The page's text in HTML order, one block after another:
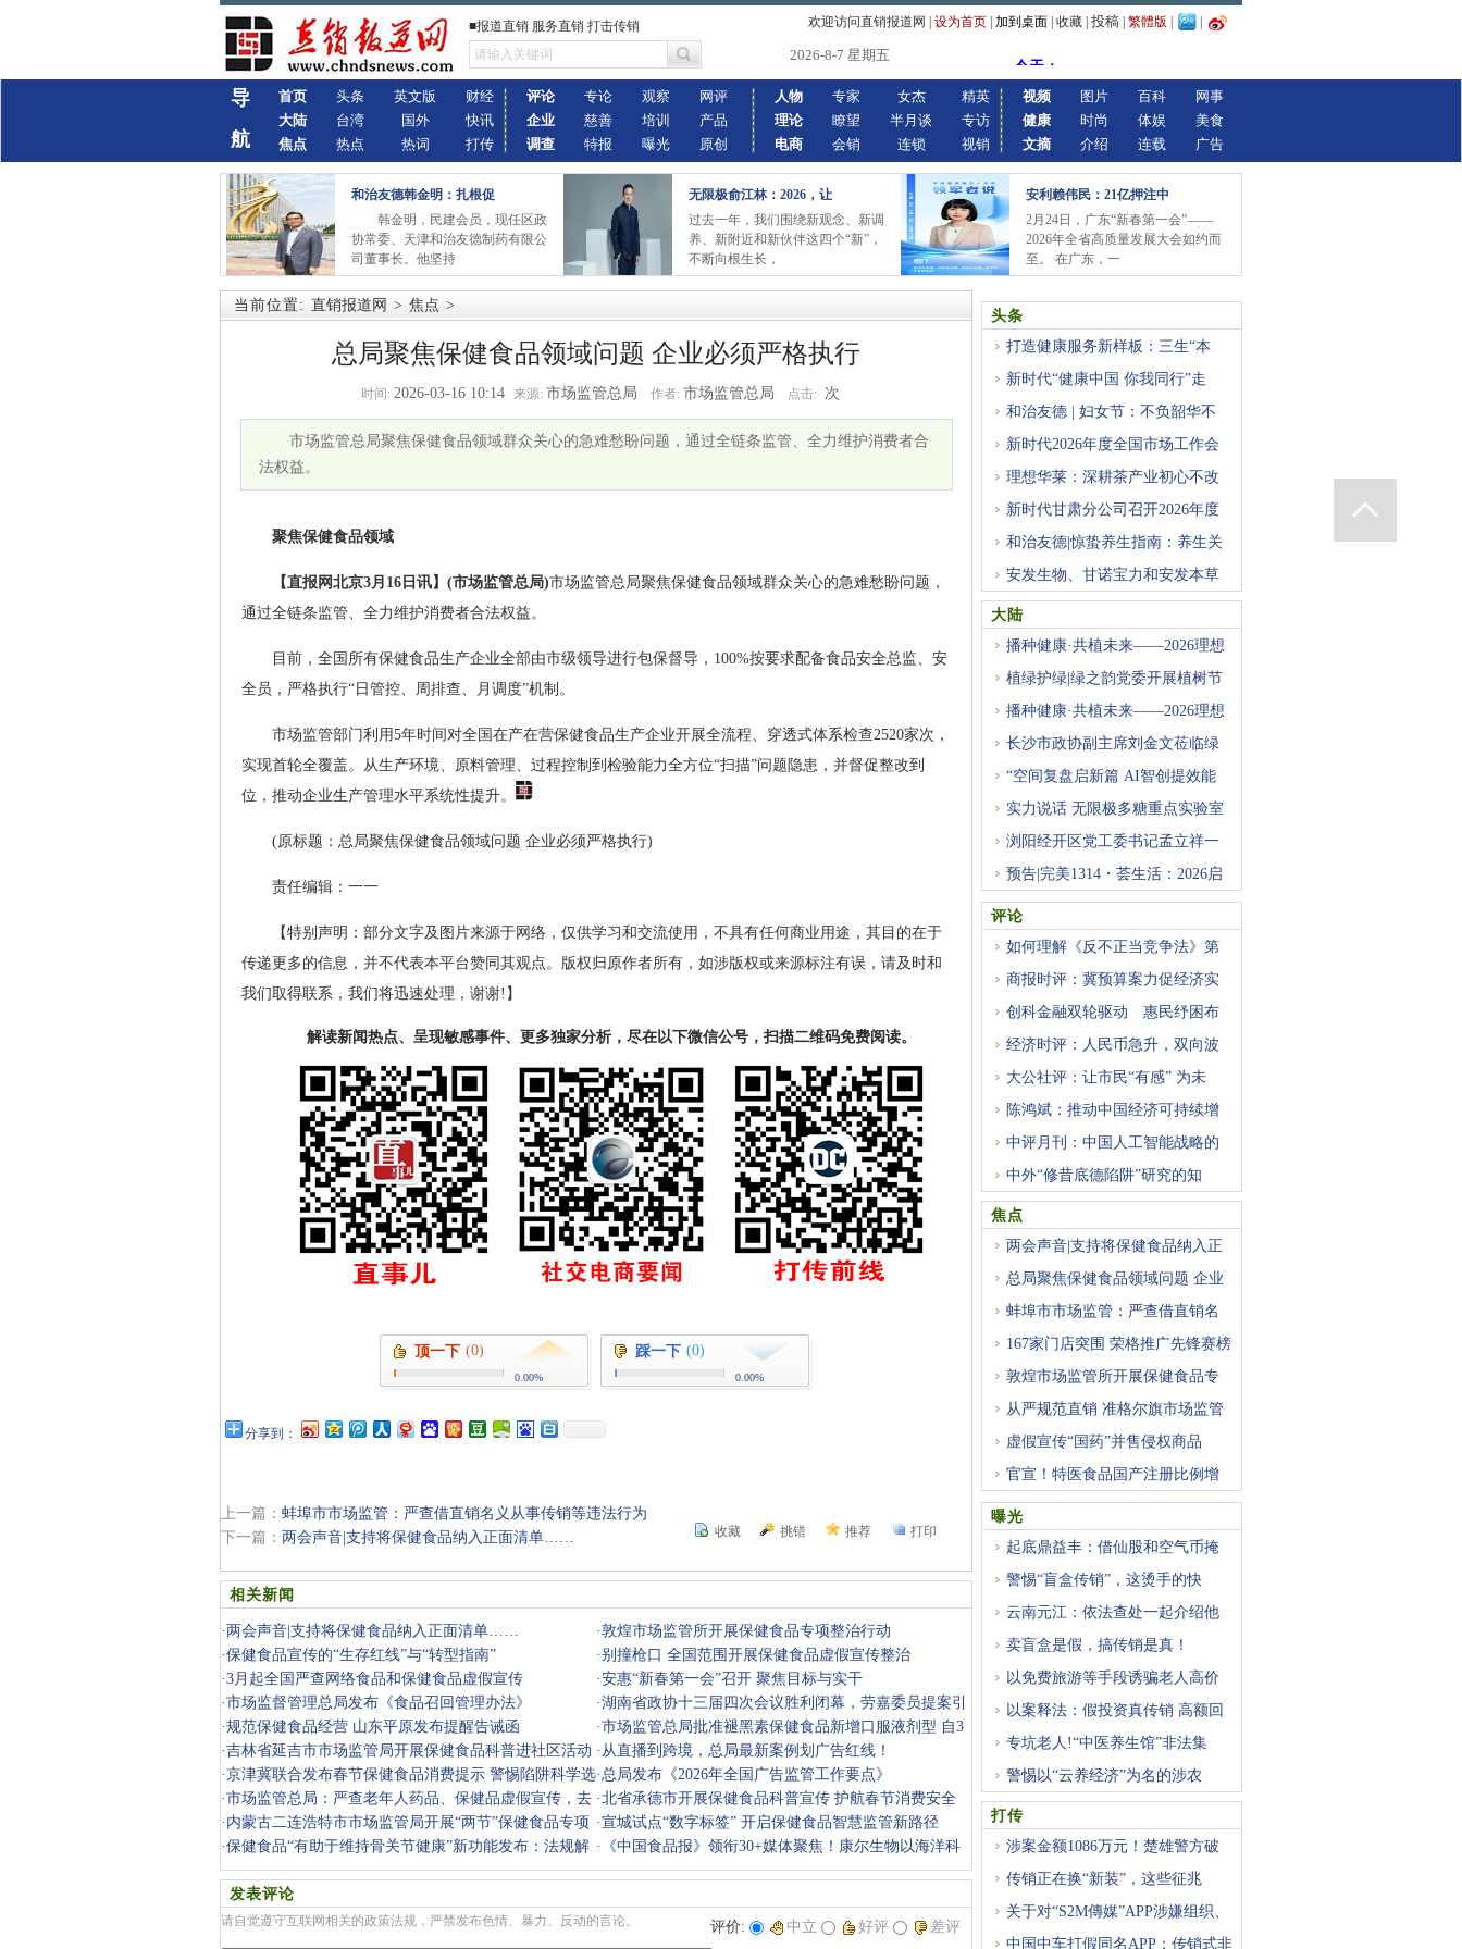
■报道直销 服务直销 打击传销 欢迎访问直销报道网 设为首页 加到桌面 收藏 投稿 繁體版
2026-8-7 星期五
导
航
首页
大陆
焦点
头条
台湾
热点
英文版
国外
热词
财经
快讯
打传
评论
企业
调查
专论
慈善
特报
观察
培训
曝光
网评
产品
原创
人物
理论
电商
专家
瞭望
会销
女杰
半月谈
连锁
精英
专访
视销
视频
健康
文摘
图片
时尚
介绍
百科
体娱
连载
网事
美食
广告
和治友德韩金明：扎根促
韩金明，民建会员，现任区政
协常委、天津和治友德制药有限公
司董事长。他坚持
无限极俞江林：2026，让
过去一年，我们围绕新观念、新调
养、新附近和新伙伴这四个“新”，
不断向根生长，
安利赖伟民：21亿押注中
2月24日，广东“新春第一会”——
2026年全省高质量发展大会如约而
至。 在广东，一
当前位置: 直销报道网 > 焦点 >
总局聚焦保健食品领域问题 企业必须严格执行
时间: 2026-03-16 10:14 来源: 市场监管总局 作者: 市场监管总局 点击: 次
市场监管总局聚焦保健食品领域群众关心的急难愁盼问题，通过全链条监管、全力维护消费者合
法权益。
聚焦保健食品领域
【直报网北京3月16日讯】(市场监管总局)市场监管总局聚焦保健食品领域群众关心的急难愁盼问题，
通过全链条监管、全力维护消费者合法权益。
目前，全国所有保健食品生产企业全部由市级领导进行包保督导，100%按要求配备食品安全总监、安
全员，严格执行“日管控、周排查、月调度”机制。
市场监管部门利用5年时间对全国在产在营保健食品生产企业开展全流程、穿透式体系检查2520家次，
实现首轮全覆盖。从生产环境、原料管理、过程控制到检验能力全方位“扫描”问题隐患，并督促整改到
位，推动企业生产管理水平系统性提升。
(原标题：总局聚焦保健食品领域问题 企业必须严格执行)
责任编辑：一一
【特别声明：部分文字及图片来源于网络，仅供学习和交流使用，不具有任何商业用途，其目的在于
传递更多的信息，并不代表本平台赞同其观点。版权归原作者所有，如涉版权或来源标注有误，请及时和
我们取得联系，我们将迅速处理，谢谢!】
解读新闻热点、呈现敏感事件、更多独家分析，尽在以下微信公号，扫描二维码免费阅读。
顶一下 (0)
0.00%
踩一下 (0)
0.00%
分享到：
上一篇： 蚌埠市市场监管：严查借直销名义从事传销等违法行为
下一篇： 两会声音|支持将保健食品纳入正面清单…… 收藏 挑错 推荐 打印
相关新闻
· 两会声音|支持将保健食品纳入正面清单…… ·敦煌市场监管所开展保健食品专项整治行动
·保健食品宣传的“生存红线”与“转型指南” ·别撞枪口 全国范围开展保健食品虚假宣传整治
·3月起全国严查网络食品和保健食品虚假宣传 ·安惠“新春第一会”召开 聚焦目标与实干
·市场监督管理总局发布《食品召回管理办法》 ·湖南省政协十三届四次会议胜利闭幕，劳嘉委员提案引
媒体聚焦
·规范保健食品经营 山东平原发布提醒告诫函 ·市场监管总局批准褪黑素保健食品新增口服液剂型 自3
月1日起实
·吉林省延吉市市场监管局开展保健食品科普进社区活动 · 从直播到跨境，总局最新案例划广告红线！
·京津冀联合发布春节保健食品消费提示 警惕陷阱科学选
购
·总局发布《2026年全国广告监管工作要点》
·市场监管总局：严查老年人药品、保健品虚假宣传，去
年专项整
·北省承德市开展保健食品科普宣传 护航春节消费安全
· 内蒙古二连浩特市市场监管局开展“两节”保健食品专项
检查
·宣城试点“数字标签” 开启保健食品智慧监管新路径
·保健食品“有助于维持骨关节健康”新功能发布：法规解
读与市
·
《中国食品报》领衔30+媒体聚焦！康尔生物以海洋科
技守护万家
发表评论
请自觉遵守互联网相关的政策法规，严禁发布色情、暴力、反动的言论。 评价: 中立 好评 差评
头条
打造健康服务新样板：三生“本
新时代“健康中国 你我同行”走
和治友德 | 妇女节：不负韶华不
新时代2026年度全国市场工作会
理想华莱：深耕茶产业初心不改
新时代甘肃分公司召开2026年度
和治友德|惊蛰养生指南：养生关
安发生物、甘诺宝力和安发本草
大陆
播种健康·共植未来——2026理想
植绿护绿|绿之韵党委开展植树节
播种健康·共植未来——2026理想
长沙市政协副主席刘金文莅临绿
“空间复盘启新篇 AI智创提效能
实力说话 无限极多糖重点实验室
浏阳经开区党工委书记孟立祥一
预告|完美1314・荟生活：2026启
动
评论
如何理解《反不正当竞争法》第
商报时评：冀预算案力促经济实
创科金融双轮驱动 惠民纾困布
经济时评：人民币急升，双向波
大公社评：让市民“有感” 为未
陈鸿斌：推动中国经济可持续增
中评月刊：中国人工智能战略的
中外“修昔底德陷阱”研究的知
焦点
两会声音|支持将保健食品纳入正
总局聚焦保健食品领域问题 企业
蚌埠市市场监管：严查借直销名
167家门店突围 荣格推广先锋赛榜
敦煌市场监管所开展保健食品专
从严规范直销 准格尔旗市场监管
虚假宣传“国药”并售侵权商品
官宣！特医食品国产注册比例增
曝光
起底鼎益丰：借仙股和空气币掩
警惕“盲盒传销”，这烫手的快
云南元江：依法查处一起介绍他
卖盲盒是假，搞传销是真！
以免费旅游等手段诱骗老人高价
以案释法：假投资真传销 高额回
专坑老人!“中医养生馆”非法集
警惕以“云养经济”为名的涉农
打传
涉案金额1086万元！楚雄警方破
传销正在换“新装”，这些征兆
关于对“S2M傳媒”APP涉嫌组织、
中国中车打假同名APP：传销式非